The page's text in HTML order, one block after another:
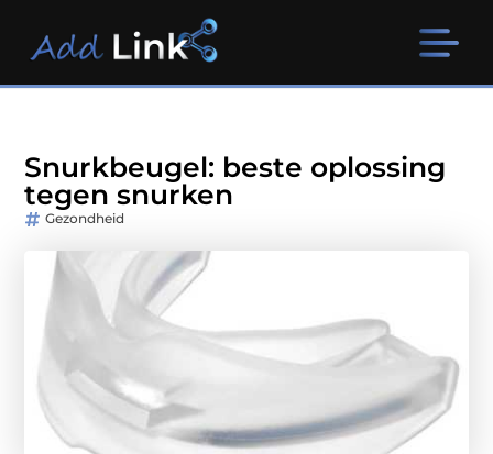
Snurkbeugel: beste oplossing
tegen snurken
Gezondheid